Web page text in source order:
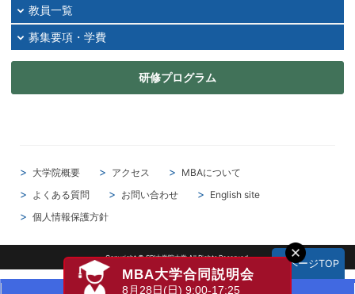
2024年08月
2024年07月
2024年06月
2024年01月
2023年12月
2023年11月
2023年09月
2023年08月
教員一覧
募集要項・学費
研修プログラム
▲ページTOP
大学院概要 アクセス
MBAについて
よくある質問
お問い合わせ
English site
個人情報保護方針
Copyright © SBI大学院大学 All Rights Reserved.
MBA大学合同説明会
8月28日(日) 9:00-17:25